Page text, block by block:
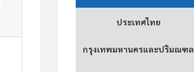
ประเทศไทย
กรุงเทพมหานครและปริมณฑล